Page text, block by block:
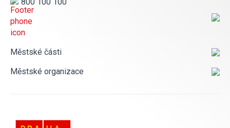
Městské části
Městské organizace